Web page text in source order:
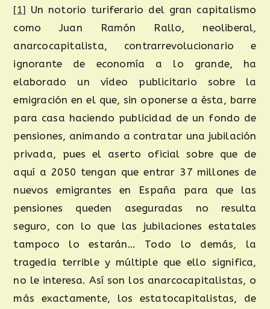
[1] Un notorio turiferario del gran capitalismo
como Juan Ramón Rallo, neoliberal,
anarcocapitalista, contrarrevolucionario e
ignorante de economía a lo grande, ha
elaborado un vídeo publicitario sobre la
emigración en el que, sin oponerse a ésta, barre
para casa haciendo publicidad de un fondo de
pensiones, animando a contratar una jubilación
privada, pues el aserto oficial sobre que de
aquí a 2050 tengan que entrar 37 millones de
nuevos emigrantes en España para que las
pensiones queden aseguradas no resulta
seguro, con lo que las jubilaciones estatales
tampoco lo estarán… Todo lo demás, la
tragedia terrible y múltiple que ello significa,
no le interesa. Así son los anarcocapitalistas, o
más exactamente, los estatocapitalistas, de